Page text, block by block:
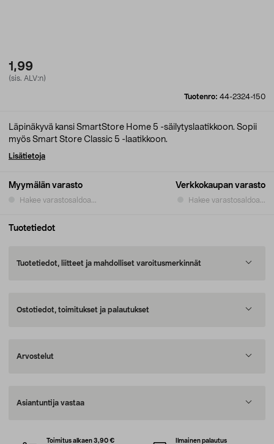
1,99
(sis. ALV:n)
Tuotenro: 44-2324-150
Myymälän varasto
Hakee varastosaldoa...
Verkkokaupan varasto
Hakee varastosaldoa...
Läpinäkyvä kansi SmartStore Home 5 -säilytyslaatikkoon. Sopii
myös Smart Store Classic 5 -laatikkoon.
Lisätietoja
Tuotetiedot
Tuotetiedot, liitteet ja mahdolliset varoitusmerkinnät
Ostotiedot, toimitukset ja palautukset
Arvostelut
Asiantuntija vastaa
Toimitus alkaen 3,90 €
Ilmainen palautus